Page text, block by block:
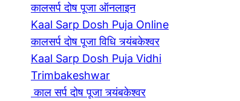
कालसर्प दोष पूजा ऑनलाइन
Kaal Sarp Dosh Puja Online
कालसर्प दोष पूजा विधि त्र्यंबकेश्वर
Kaal Sarp Dosh Puja Vidhi
Trimbakeshwar
काल सर्प दोष पूजा त्र्यंबकेश्वर